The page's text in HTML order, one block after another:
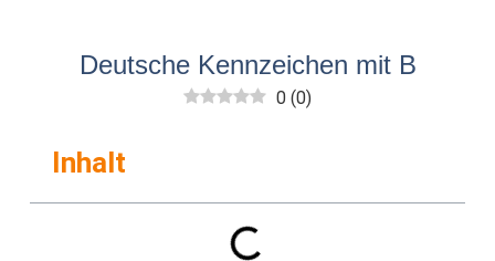
Deutsche Kennzeichen mit B
0 (0)
Inhalt